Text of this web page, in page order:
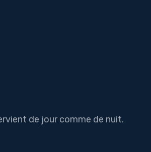
de jour comme de nuit.